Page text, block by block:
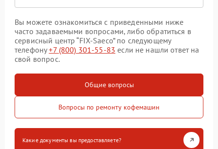
Вы можете ознакомиться с приведенными ниже
часто задаваемыми вопросами, либо обратиться в
сервисный центр “FIX-Saeco” по следующему
телефону+7 (800) 301-55-83 если не нашли ответ на
свой вопрос.
Общие вопросы
Вопросы по ремонту кофемашин
Какие документы вы предоставляете?